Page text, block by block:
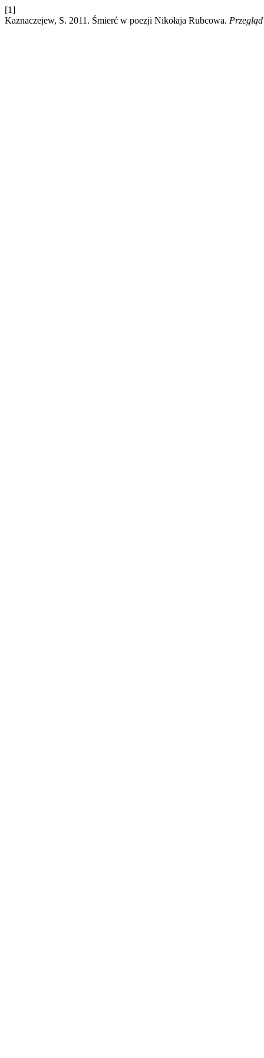
[1]
Kaznaczejew, S. 2011. Śmierć w poezji Nikołaja Rubcowa.